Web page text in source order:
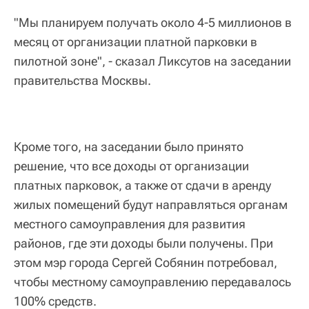
"Мы планируем получать около 4-5 миллионов в
месяц от организации платной парковки в
пилотной зоне", - сказал Ликсутов на заседании
правительства Москвы.
Кроме того, на заседании было принято
решение, что все доходы от организации
платных парковок, а также от сдачи в аренду
жилых помещений будут направляться органам
местного самоуправления для развития
районов, где эти доходы были получены. При
этом мэр города Сергей Собянин потребовал,
чтобы местному самоуправлению передавалось
100% средств.